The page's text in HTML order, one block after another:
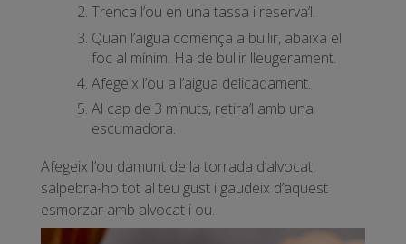
Trenca l’ou en una tassa i reserva’l.
Quan l’aigua comença a bullir, abaixa el
foc al mínim. Ha de bullir lleugerament.
Afegeix l’ou a l’aigua delicadament.
Al cap de 3 minuts, retira’l amb una
escumadora.
Afegeix l’ou damunt de la torrada d’alvocat,
salpebra-ho tot al teu gust i gaudeix d’aquest
esmorzar amb alvocat i ou.